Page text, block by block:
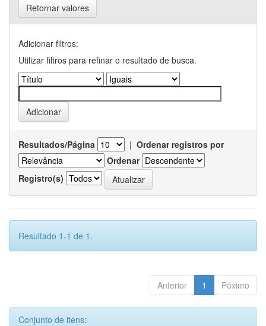
Retornar valores
Adicionar filtros:
Utilizar filtros para refinar o resultado de busca.
Resultados/Página | Ordenar registros por
Ordenar
Registro(s)
Resultado 1-1 de 1.
Anterior 1 Póximo
Conjunto de itens: